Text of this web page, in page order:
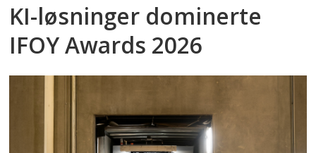
KI-løsninger dominerte
IFOY Awards 2026